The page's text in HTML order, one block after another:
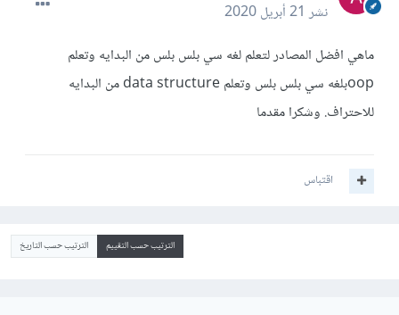
نشر21 أبريل 2020
ماهي افضل المصادر لتعلم لغه سي بلس بلس من البدايه وتعلم
oopبلغه سي بلس بلس وتعلم data structure من البدايه
للاحتراف. وشكرا مقدما
اقتباس
الترتيب حسب التقييم الترتيب حسب التاريخ